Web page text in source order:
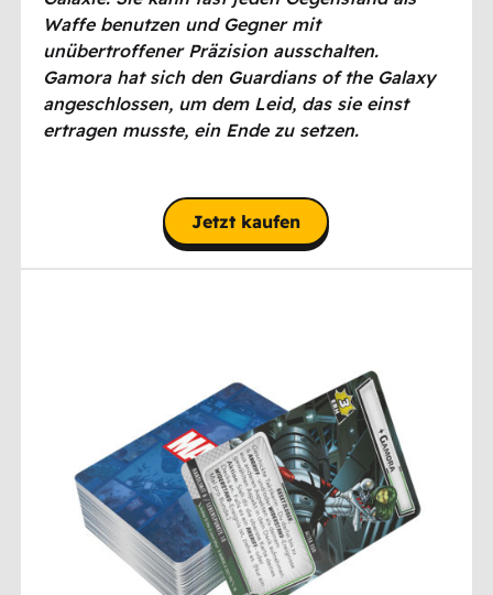
Waffe benutzen und Gegner mit
unübertroffener Präzision ausschalten.
Gamora hat sich den Guardians of the Galaxy
angeschlossen, um dem Leid, das sie einst
ertragen musste, ein Ende zu setzen.
Jetzt kaufen